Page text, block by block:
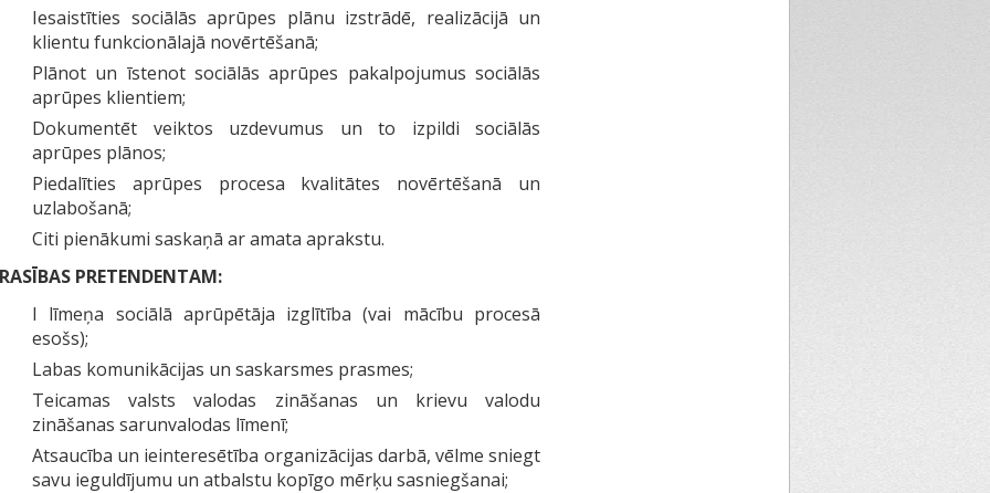
Iesaistīties sociālās aprūpes plānu izstrādē, realizācijā un
klientu funkcionālajā novērtēšanā;
Plānot un īstenot sociālās aprūpes pakalpojumus sociālās
aprūpes klientiem;
Dokumentēt veiktos uzdevumus un to izpildi sociālās
aprūpes plānos;
Piedalīties aprūpes procesa kvalitātes novērtēšanā un
uzlabošanā;
Citi pienākumi saskaņā ar amata aprakstu.
PRETENDENTAM:
I līmeņa sociālā aprūpētāja izglītība (vai mācību procesā
esošs);
Labas komunikācijas un saskarsmes prasmes;
Teicamas valsts valodas zināšanas un krievu valodu
zināšanas sarunvalodas līmenī;
Atsaucība un ieinteresētība organizācijas darbā, vēlme sniegt
savu ieguldījumu un atbalstu kopīgo mērķu sasniegšanai;